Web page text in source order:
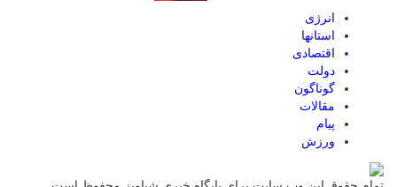
انرژی
استانها
اقتصادی
دولت
گوناگون
مقالات
پیام
ورزش